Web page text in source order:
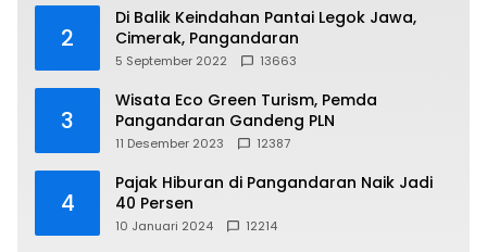
2
Di Balik Keindahan Pantai Legok Jawa,
Cimerak, Pangandaran
5 September 2022 13663
3
Wisata Eco Green Turism, Pemda
Pangandaran Gandeng PLN
11 Desember 2023 12387
4
Pajak Hiburan di Pangandaran Naik Jadi
40 Persen
10 Januari 2024 12214